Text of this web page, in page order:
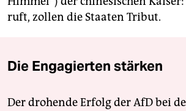
ruft, zollen die Staaten Tribut.
Die Engagierten stärken
Der drohende Erfolg der AfD bei